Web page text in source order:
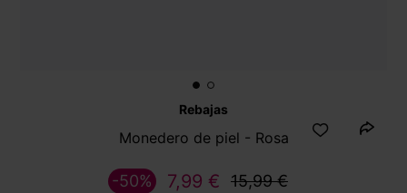
Rebajas
Monedero de piel - Rosa
7,99 € 15,99 €
-50%